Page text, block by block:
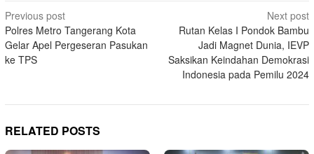
Post
navigation
Previous post
Polres Metro Tangerang Kota
Gelar Apel Pergeseran Pasukan
ke TPS
Next post
Rutan Kelas I Pondok Bambu
Jadi Magnet Dunia, IEVP
Saksikan Keindahan Demokrasi
Indonesia pada Pemilu 2024
RELATED POSTS